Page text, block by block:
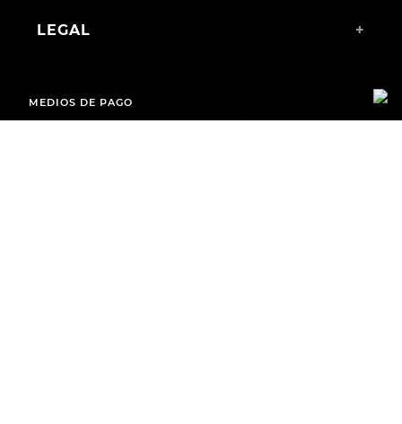
LEGAL +
MEDIOS DE PAGO